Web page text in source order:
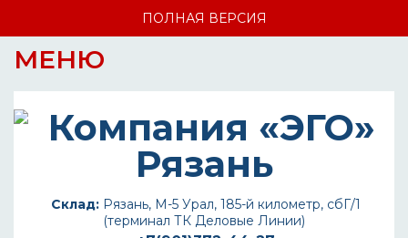
ПОЛНАЯ ВЕРСИЯ
МЕНЮ
Склад: Рязань, М-5 Урал, 185-й километр, сбГ/1
(терминал ТК Деловые Линии)